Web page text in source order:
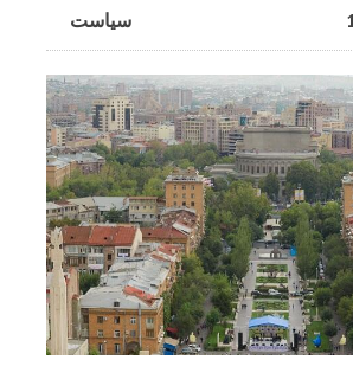
سیاست